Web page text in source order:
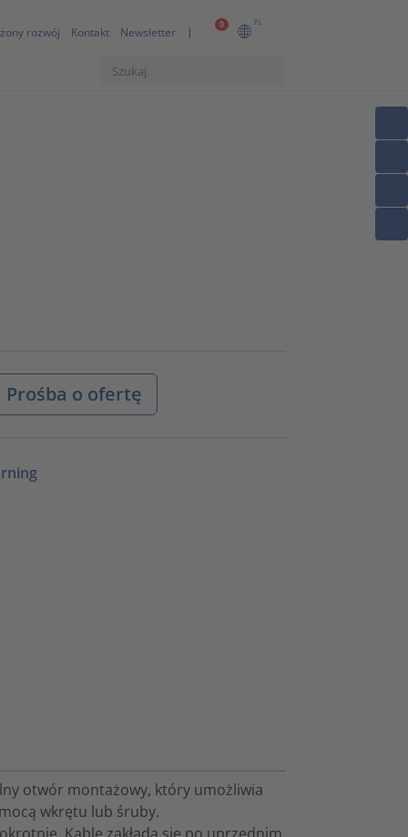
0 PL
rozwój Kontakt Newsletter
Prośba o ofertę
otwór montażowy, który umożliwia
wkrętu lub śruby.